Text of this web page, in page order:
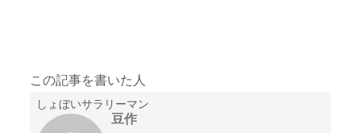
この記事を書いた人
しょぼいサラリーマン
豆作